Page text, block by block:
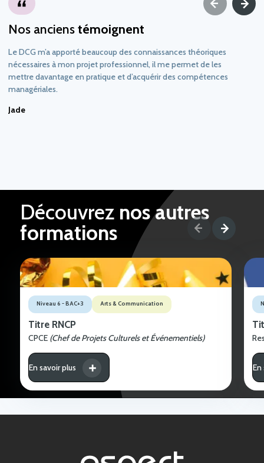
Nos ancienstémoignent
Le DCG m’a apporté beaucoup des connaissances théoriques
nécessaires à mon projet professionnel, il me permet de les
mettre davantage en pratique et d’acquérir des compétences
managériales.
Jade
Découvrez nos autres
formations
CPCE (Chef de Projets Culturels et Événementiels)
Titre RNCP
Niveau 6 - BAC+3 Arts & Communication
En savoir plus En